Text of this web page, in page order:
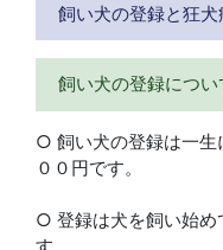
飼い犬の登録と狂
飼い犬の登録につい
○ 飼い犬の登録は一生
００円です。
○ 登録は犬を飼い始め
す。